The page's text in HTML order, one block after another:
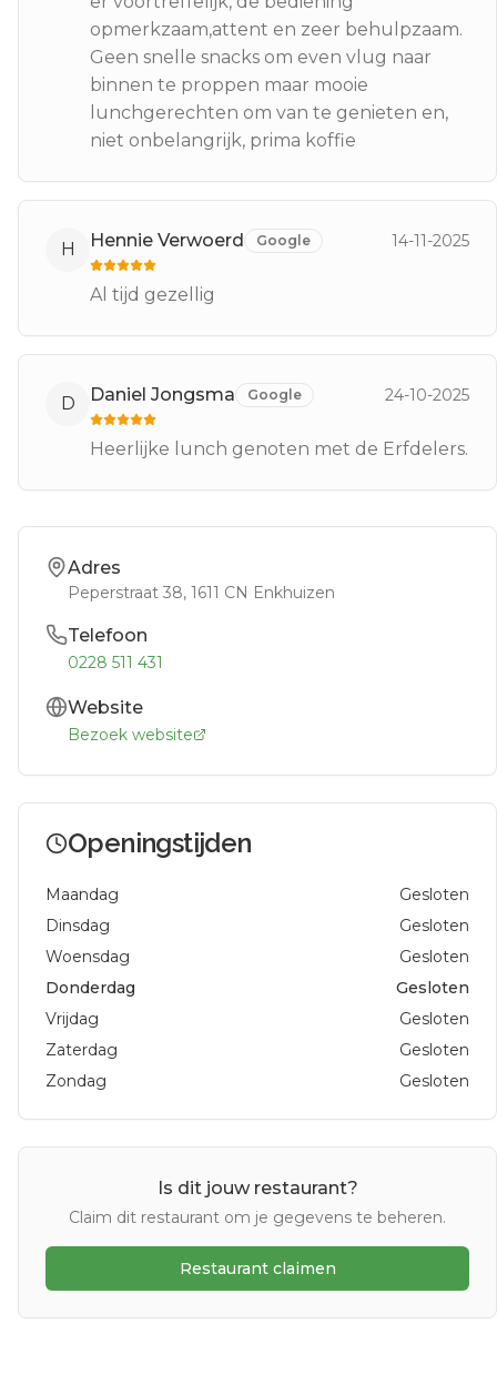
opmerkzaam,attent en zeer behulpzaam.
Geen snelle snacks om even vlug naar
binnen te proppen maar mooie
lunchgerechten om van te genieten en,
niet onbelangrijk, prima koffie
H Hennie Verwoerd Google 14-11-2025
Al tijd gezellig
D Daniel Jongsma Google 24-10-2025
Heerlijke lunch genoten met de Erfdelers.
Adres
Peperstraat 38, 1611 CN Enkhuizen
Telefoon
0228 511 431
Website
Bezoek website
Openingstijden
Maandag
Gesloten
Dinsdag
Gesloten
Woensdag
Gesloten
Donderdag
Gesloten
Vrijdag
Gesloten
Zaterdag
Gesloten
Zondag
Gesloten
Is dit jouw restaurant?
Claim dit restaurant om je gegevens te beheren.
Restaurant claimen